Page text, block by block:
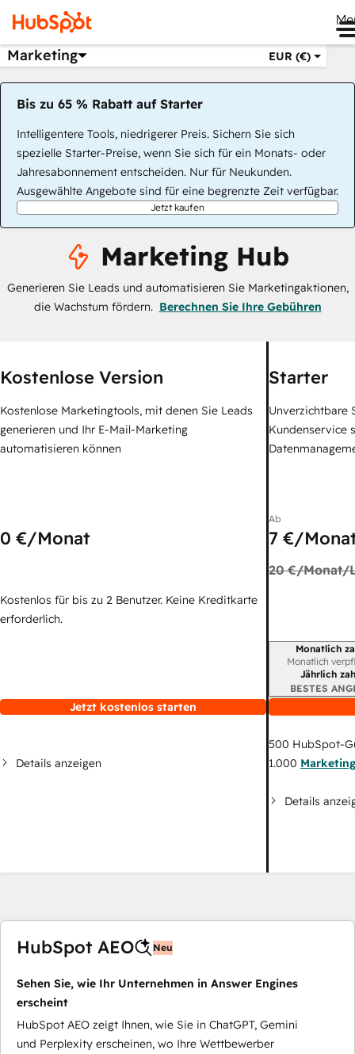
Marketing EUR (€)
Bis zu 65 % Rabatt auf Starter
Intelligentere Tools, niedrigerer Preis. Sichern Sie sich
spezielle Starter-Preise, wenn Sie sich für ein Monats- oder
Jahresabonnement entscheiden. Nur für Neukunden.
Ausgewählte Angebote sind für eine begrenzte Zeit verfügbar.
Jetzt kaufen
Marketing Hub
Generieren Sie Leads und automatisieren Sie Marketingaktionen,
die Wachstum fördern. Berechnen Sie Ihre Gebühren
Kostenlose Version
Kostenlose Marketingtools, mit denen Sie Leads
generieren und Ihr E-Mail-Marketing
automatisieren können
0 €/Monat
Kostenlos für bis zu 2 Benutzer. Keine Kreditkarte
erforderlich.
Jetzt kostenlos starten
Details anzeigen
Starter
Unverzichtbare
Kundenservice
Ab
7 €/
20 €/Monat/
Monatlich
Monatlich
Jährlich
BESTES
500 HubSpot-
1.000
Details
HubSpot AEO Neu
Sehen Sie, wie Ihr Unternehmen in Answer Engines
erscheint
HubSpot AEO zeigt Ihnen, wie Sie in ChatGPT, Gemini
und Perplexity erscheinen, wo Ihre Wettbewerber